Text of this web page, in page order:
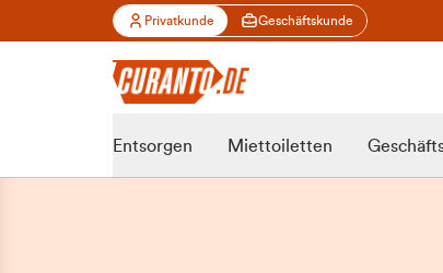
Privatkunde Geschäftskunde
Entsorgen Miettoiletten